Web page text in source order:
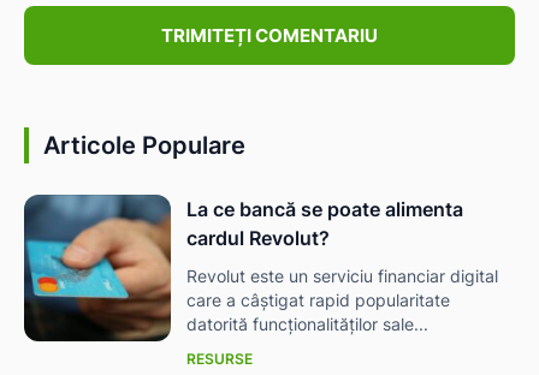
Articole Populare
La ce bancă se poate alimenta
cardul Revolut?
Revolut este un serviciu financiar digital
care a câștigat rapid popularitate
datorită funcționalităților sale...
RESURSE